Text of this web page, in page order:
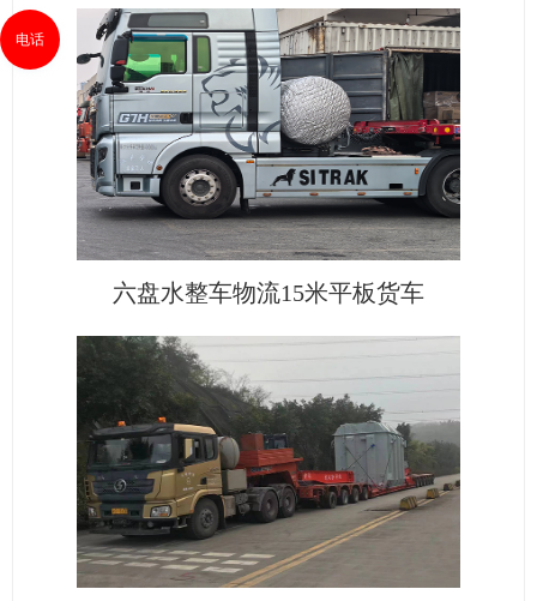
六盘水整车物流15米平板货车
电话